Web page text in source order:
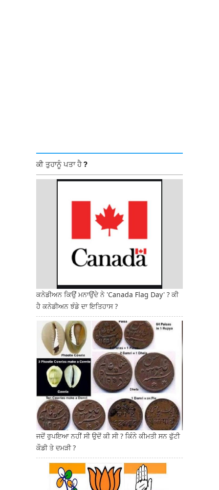
ਕੀ ਤੁਹਾਨੂੰ ਪਤਾ ਹੈ ?
ਕਨੇਡੀਅਨ ਕਿਉਂ ਮਨਾਉਂਦੇ ਨੇ 'Canada Flag Day' ? ਕੀ
ਹੈ ਕਨੇਡੀਅਨ ਝੰਡੇ ਦਾ ਇਤਿਹਾਸ ?
ਜਦੋਂ ਰੁਪਇਆ ਨਹੀਂ ਸੀ ਉਦੋਂ ਕੀ ਸੀ ? ਕਿੰਨੇ ਕੀਮਤੀ ਸਨ ਫੁੱਟੀ
ਕੌਡੀ ਤੇ ਦਮੜੀ ?